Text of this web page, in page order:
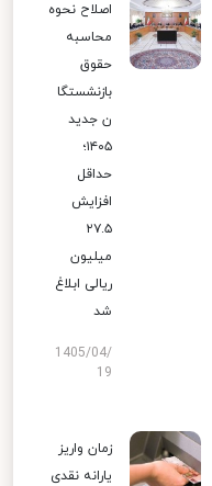
اصلاح نحوه
محاسبه
حقوق
بازنشستگا
ن جدید
۱۴۰۵؛
حداقل
افزایش
۲۷.۵
میلیون
ریالی ابلاغ
شد
1405/04/
19
زمان واریز
یارانه نقدی